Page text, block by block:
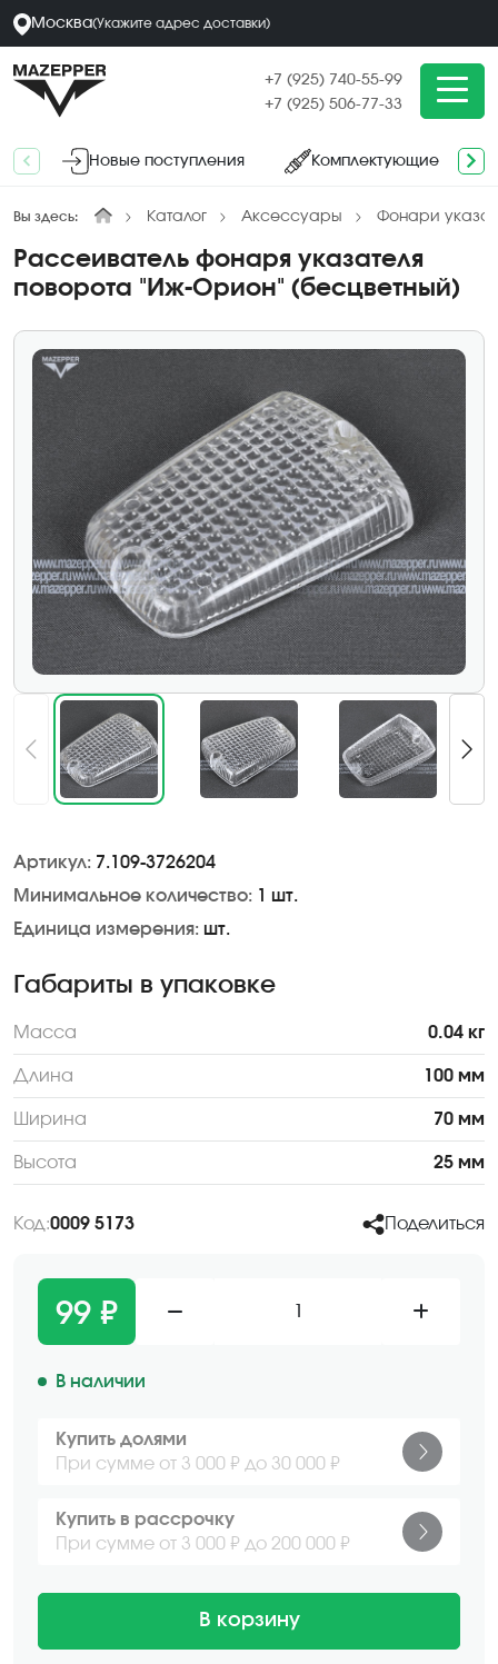
Москва(Укажите адрес доставки)
+7 (925) 740-55-99
+7 (925) 506-77-33
Новые поступления Комплектующие
Вы здесь: Каталог Аксессуары Фонари
Рассеиватель фонаря указателя
поворота "Иж-Орион" (бесцветный)
Артикул: 7.109-3726204
Минимальное количество: 1 шт.
Единица измерения: шт.
Габариты в упаковке
Масса 0.04 кг
Длина 100 мм
Ширина 70 мм
Высота 25 мм
Код:0009 5173 Поделиться
99 ₽
В наличии
Купить долями
При сумме от 3 000 ₽ до 30 000 ₽
Купить в рассрочку
При сумме от 3 000 ₽ до 200 000 ₽
В корзину